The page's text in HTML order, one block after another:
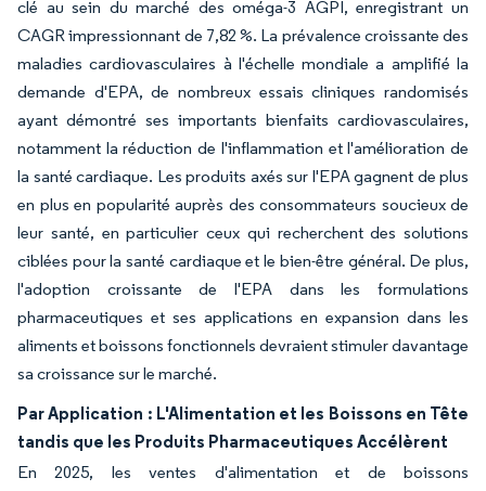
clé au sein du marché des oméga-3 AGPI, enregistrant un
CAGR impressionnant de 7,82 %. La prévalence croissante des
maladies cardiovasculaires à l'échelle mondiale a amplifié la
demande d'EPA, de nombreux essais cliniques randomisés
ayant démontré ses importants bienfaits cardiovasculaires,
notamment la réduction de l'inflammation et l'amélioration de
la santé cardiaque. Les produits axés sur l'EPA gagnent de plus
en plus en popularité auprès des consommateurs soucieux de
leur santé, en particulier ceux qui recherchent des solutions
ciblées pour la santé cardiaque et le bien-être général. De plus,
l'adoption croissante de l'EPA dans les formulations
pharmaceutiques et ses applications en expansion dans les
aliments et boissons fonctionnels devraient stimuler davantage
sa croissance sur le marché.
Par Application : L'Alimentation et les Boissons en Tête
tandis que les Produits Pharmaceutiques Accélèrent
En 2025, les ventes d'alimentation et de boissons